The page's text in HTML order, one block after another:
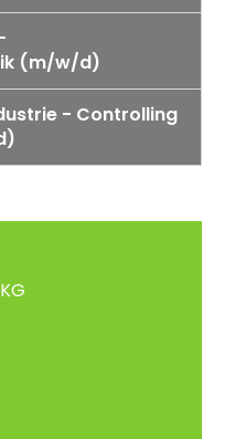
(m/w/d)
- Controlling